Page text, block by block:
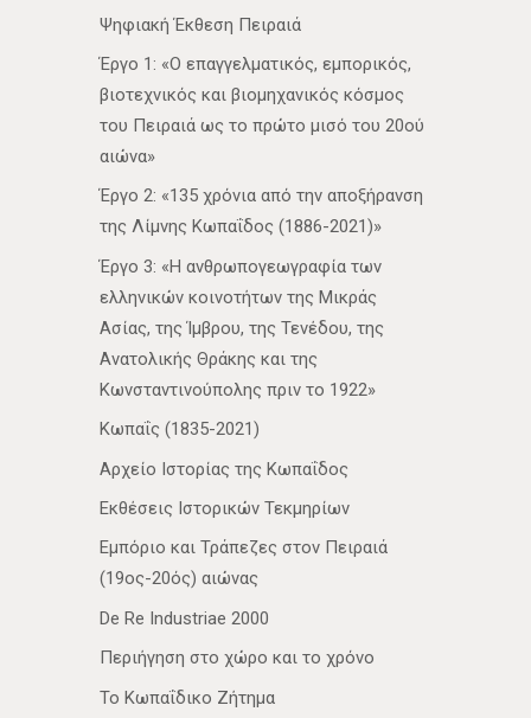
Ψηφιακή Έκθεση Πειραιά
Έργο 1: «Ο επαγγελματικός, εμπορικός,
βιοτεχνικός και βιομηχανικός κόσμος
του Πειραιά ως το πρώτο μισό του 20ού
αιώνα»
Έργο 2: «135 χρόνια από την αποξήρανση
της Λίμνης Κωπαΐδος (1886-2021)»
Έργο 3: «Η ανθρωπογεωγραφία των
ελληνικών κοινοτήτων της Μικράς
Ασίας, της Ίμβρου, της Τενέδου, της
Ανατολικής Θράκης και της
Κωνσταντινούπολης πριν το 1922»
Κωπαΐς (1835-2021)
Αρχείο Ιστορίας της Κωπαΐδος
Εκθέσεις Ιστορικών Τεκμηρίων
Εμπόριο και Τράπεζες στον Πειραιά
(19ος-20ός) αιώνας
De Re Industriae 2000
Περιήγηση στο χώρο και το χρόνο
Το Κωπαΐδικο Ζήτημα